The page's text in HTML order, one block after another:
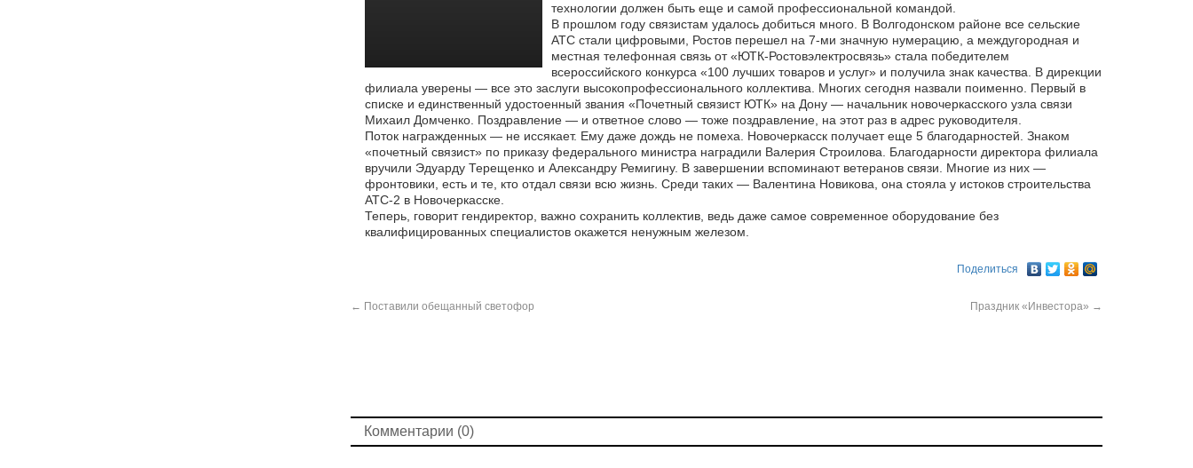
технологии должен быть еще и самой профессиональной командой.
В прошлом году связистам удалось добиться много. В Волгодонском районе все сельские
АТС стали цифровыми, Ростов перешел на 7-ми значную нумерацию, а междугородная и
местная телефонная связь от «ЮТК-Ростовэлектросвязь» стала победителем
всероссийского конкурса «100 лучших товаров и услуг» и получила знак качества. В дирекции
филиала уверены — все это заслуги высокопрофессионального коллектива. Многих сегодня назвали поименно. Первый в
списке и единственный удостоенный звания «Почетный связист ЮТК» на Дону — начальник новочеркасского узла связи
Михаил Домченко. Поздравление — и ответное слово — тоже поздравление, на этот раз в адрес руководителя.
Поток награжденных — не иссякает. Ему даже дождь не помеха. Новочеркасск получает еще 5 благодарностей. Знаком
«почетный связист» по приказу федерального министра наградили Валерия Строилова. Благодарности директора филиала
вручили Эдуарду Терещенко и Александру Ремигину. В завершении вспоминают ветеранов связи. Многие из них —
фронтовики, есть и те, кто отдал связи всю жизнь. Среди таких — Валентина Новикова, она стояла у истоков строительства
АТС-2 в Новочеркасске.
Теперь, говорит гендиректор, важно сохранить коллектив, ведь даже самое современное оборудование без
квалифицированных специалистов окажется ненужным железом.
Поделиться
← Поставили обещанный светофор Праздник «Инвестора» →
Комментарии (0)